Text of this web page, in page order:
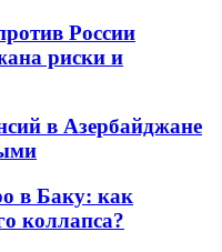
России
риски и
в Азербайджане
в Баку: как
коллапса?